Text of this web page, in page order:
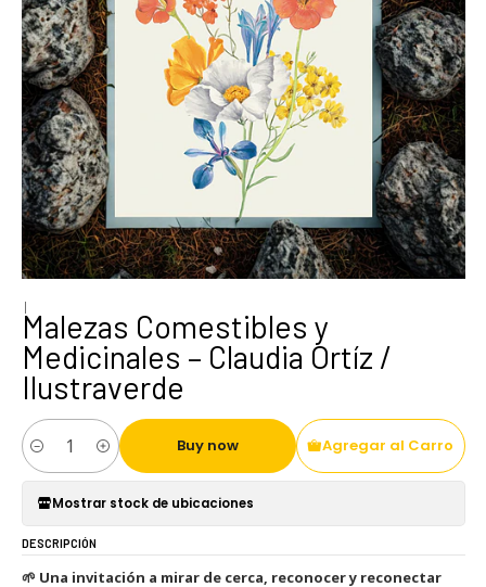
|
Malezas Comestibles y
Medicinales – Claudia Ortíz /
Ilustraverde
Cantidad Agregar al Carro
Buy now
Mostrar stock de ubicaciones
DESCRIPCIÓN
🌱 Una invitación a mirar de cerca, reconocer y reconectar